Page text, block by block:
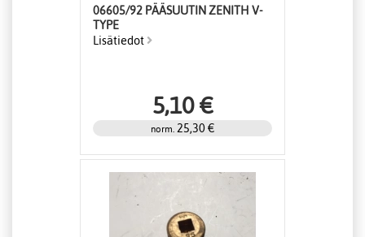
06605/92 PÄÄSUUTIN ZENITH V-
TYPE
Lisätiedot
5,10 €
norm. 25,30 €